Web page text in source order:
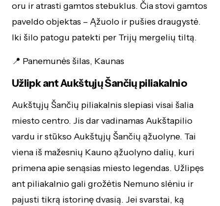
oru ir atrasti gamtos stebuklus. Čia stovi gamtos
paveldo objektas – Ąžuolo ir pušies draugystė.
Iki šilo patogu patekti per Trijų mergelių tiltą.
📍 Panemunės šilas, Kaunas
Užlipk ant Aukštųjų Šančių piliakalnio
Aukštųjų Šančių piliakalnis slepiasi visai šalia
miesto centro. Jis dar vadinamas Aukštapilio
vardu ir stūkso Aukštųjų Šančių ąžuolyne. Tai
viena iš mažesnių Kauno ąžuolyno dalių, kuri
primena apie senąsias miesto legendas. Užlipęs
ant piliakalnio gali grožėtis Nemuno slėniu ir
pajusti tikrą istorinę dvasią. Jei svarstai, ką